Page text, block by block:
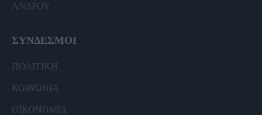
ΑΝΔΡΟΥ
ΣΥΝΔΕΣΜΟΙ
ΠΟΛΙΤΙΚΗ
ΚΟΙΝΩΝΙΑ
ΟΙΚΟΝΟΜΙΑ